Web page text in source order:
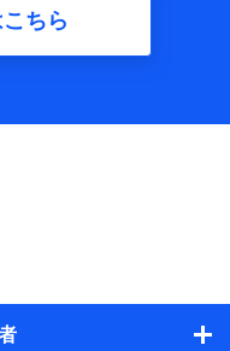
る保険関連サービスに
め
あるもしくは委託を受
NTTドコモおよび提携
ちら